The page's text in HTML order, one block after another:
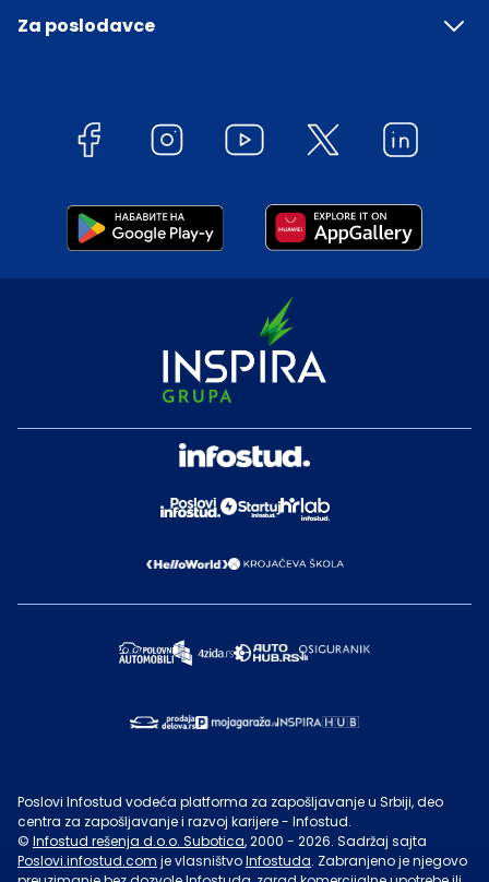
Za poslodavce
Poslovi Infostud vodeća platforma za zapošljavanje u Srbiji, deo
centra za zapošljavanje i razvoj karijere - Infostud.
© Infostud rešenja d.o.o. Subotica, 2000 - 2026. Sadržaj sajta
Poslovi.infostud.com je vlasništvoInfostuda. Zabranjeno je njegovo